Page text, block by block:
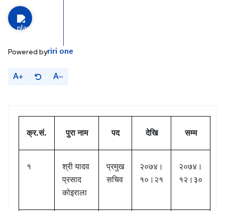
Powered byriri one
A A
क्र.सं. पुरा नाम पद देखि सम्म
१
श्री यादव
प्रसाद
कोइराला
प्रमुख
सचिव
२०७४।
१०।२१
२०७४।
१२।३०